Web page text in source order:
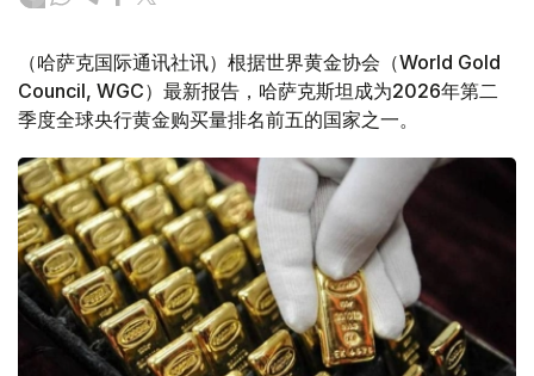
（哈萨克国际通讯社讯）根据世界黄金协会（World Gold
Council, WGC）最新报告，哈萨克斯坦成为2026年第二
季度全球央行黄金购买量排名前五的国家之一。